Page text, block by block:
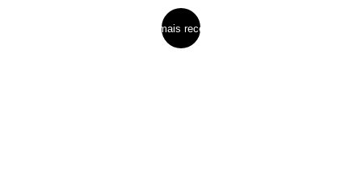
ver mais receitas